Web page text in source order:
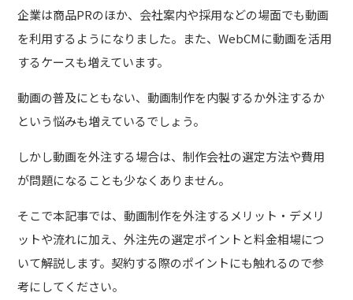
企業は商品PRのほか、会社案内や採用などの場面でも動画
を利用するようになりました。また、WebCMに動画を活用
するケースも増えています。
動画の普及にともない、動画制作を内製するか外注するか
という悩みも増えているでしょう。
しかし動画を外注する場合は、制作会社の選定方法や費用
が問題になることも少なくありません。
そこで本記事では、動画制作を外注するメリット・デメリ
ットや流れに加え、外注先の選定ポイントと料金相場につ
いて解説します。契約する際のポイントにも触れるので参
考にしてください。